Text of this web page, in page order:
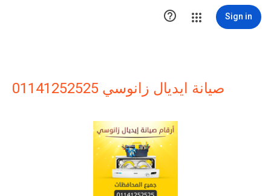
 Sign in
صيانة ايديال زانوسي 01141252525